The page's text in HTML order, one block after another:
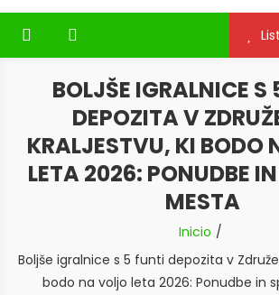
BOLJŠE IGRALNICE S
DEPOZITA V
KRALJESTVU, KI BODO
LETA 2026: PONUDBE
MESTA
Inicio
Boljše igralnice s 5 funti depozita v
bodo na voljo leta 2026: Ponudbe in